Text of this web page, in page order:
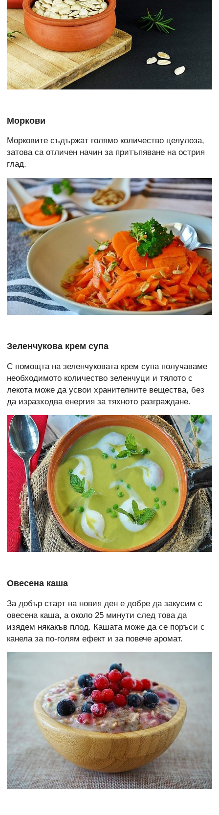
Моркови
Морковите съдържат голямо количество целулоза,
затова са отличен начин за притъпяване на острия
глад.
Зеленчукова крем супа
С помощта на зеленчуковата крем супа получаваме
необходимото количество зеленчуци и тялото с
лекота може да усвои хранителните вещества, без
да изразходва енергия за тяхното разграждане.
Овесена каша
За добър старт на новия ден е добре да закусим с
овесена каша, а около 25 минути след това да
изядем някакъв плод. Кашата може да се поръси с
канела за по-голям ефект и за повече аромат.